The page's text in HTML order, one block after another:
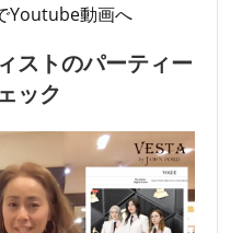
Youtube動画へ
ストのパーティー
ック